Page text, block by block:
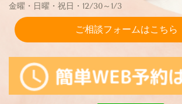
金曜・日曜・祝日・12/30～1/3
ご相談フォームはこちら